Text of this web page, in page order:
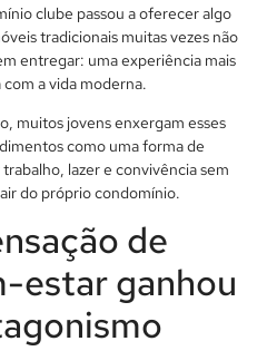
clube passou a oferecer algo
tradicionais muitas vezes não
entregar: uma experiência mais
a vida moderna.
muitos jovens enxergam esses
como uma forma de
lazer e convivência sem
do próprio condomínio.
de
estar ganhou